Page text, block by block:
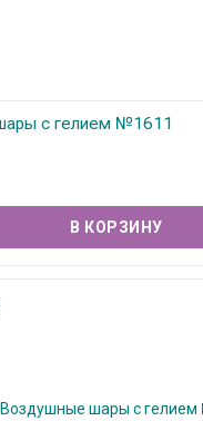
с гелием №1611